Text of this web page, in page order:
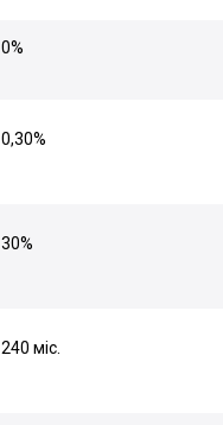
0%
0,30%
30%
240 міс.